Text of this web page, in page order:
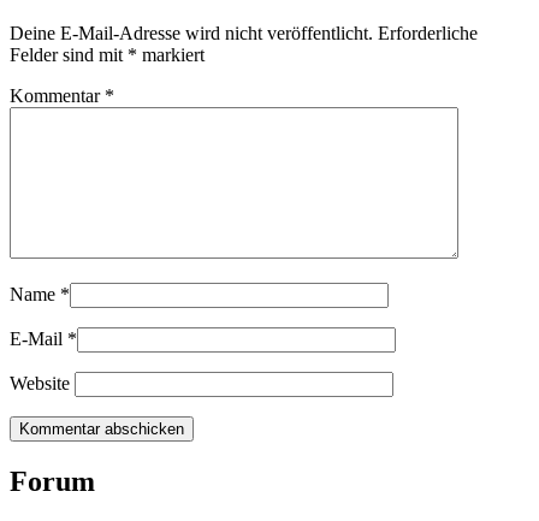
Deine E-Mail-Adresse wird nicht veröffentlicht. Erforderliche
Felder sind mit * markiert
Kommentar *
Name *
E-Mail *
Website
Primärer
Forum